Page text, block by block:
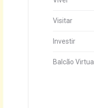
Visitar
Investir
Balcão Virtual